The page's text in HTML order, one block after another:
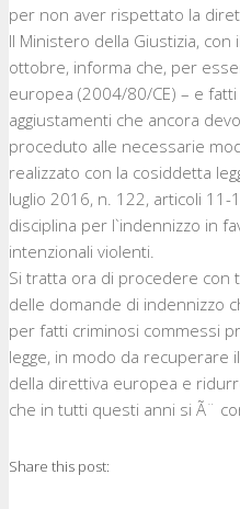
per non aver rispettato la
Il Ministero della Giustizia, con
ottobre, informa che, per
europea (2004/80/CE) – e
aggiustamenti che ancora
proceduto alle necessarie
realizzato con la cosiddetta
luglio 2016, n. 122, articoli
disciplina per l`indennizzo in
intenzionali violenti.
Si tratta ora di procedere con
delle domande di indennizzo
per fatti criminosi commessi
legge, in modo da
della direttiva europea e
che in tutti questi anni si Ã¨
Share this post: